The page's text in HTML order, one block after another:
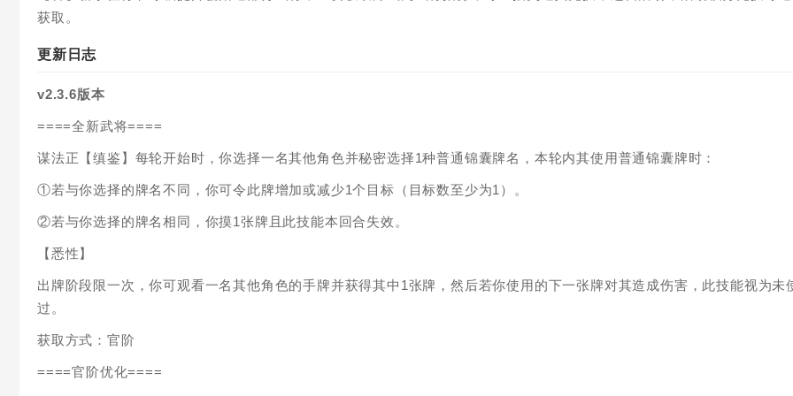
获取。
更新日志
v2.3.6版本
====全新武将====
谋法正【缜鉴】每轮开始时，你选择一名其他角色并秘密选择1种普通锦囊牌名，本轮内其使用普通锦囊牌时：
①若与你选择的牌名不同，你可令此牌增加或减少1个目标（目标数至少为1）。
②若与你选择的牌名相同，你摸1张牌且此技能本回合失效。
【悉性】
出牌阶段限一次，你可观看一名其他角色的手牌并获得其中1张牌，然后若你使用的下一张牌对其造成伤害，此技能视为未
过。
获取方式：官阶
====官阶优化====